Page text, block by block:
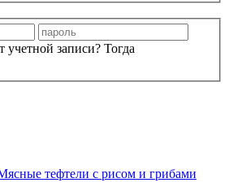
учетной записи? Тогда
тефтели с рисом и грибами